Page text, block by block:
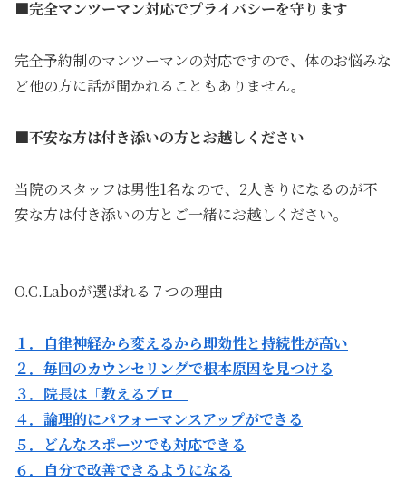
■完全マンツーマン対応でプライバシーを守ります
完全予約制のマンツーマンの対応ですので、体のお悩みな
ど他の方に話が聞かれることもありません。
■不安な方は付き添いの方とお越しください
当院のスタッフは男性1名なので、2人きりになるのが不
安な方は付き添いの方とご一緒にお越しください。
O.C.Laboが選ばれる７つの理由
１．自律神経から変えるから即効性と持続性が高い
２．毎回のカウンセリングで根本原因を見つける
３．院長は「教えるプロ」
４．論理的にパフォーマンスアップができる
５．どんなスポーツでも対応できる
６．自分で改善できるようになる